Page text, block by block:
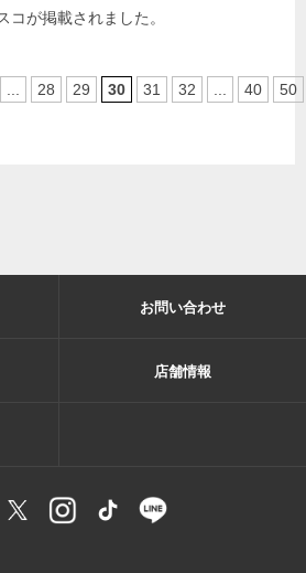
コが掲載されました。
28 29 30 31 32 40
50
お問い合わせ
店舗情報